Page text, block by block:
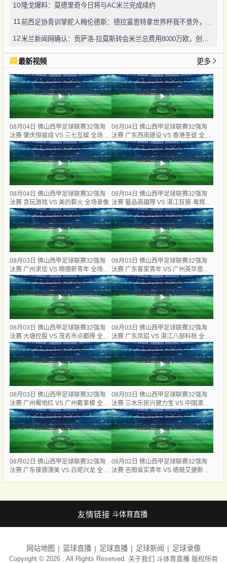
10 隆戈爆料：莫德里奇今日将与AC米兰完成续约
11
12
最新视频 更多
08月04日 佛山西甲足球联赛32强淘
汰赛 肇庆恒骏成 VS 三七互娱 全场录
像
08月04日 佛山西甲足球联赛32强淘
汰赛 广东西南建设 VS 香港圣徒 全场
录像
08月04日 佛山西甲足球联赛32强淘
汰赛 贪玩游戏 VS 美的薪火 全场录像
08月04日 佛山西甲足球联赛32强淘
汰赛 藝品高國際 VS 湛江狂狼·粵辉能
源 全场录像
08月03日 佛山西甲足球联赛32强淘
汰赛 广州求信 VS 顺德新青年 全场录
像
08月03日 佛山西甲足球联赛32强淘
汰赛 广东客家青年 VS 广州英华思力
U17 全场录像
08月03日 佛山西甲足球联赛32强淘
汰赛 大塘控股 VS 茂名市点都得 全场
录像
08月03日 佛山西甲足球联赛32强淘
汰赛 广东凤铝 VS 湛江八部科技 全场
录像
08月03日 佛山西甲足球联赛32强淘
汰赛 广州蜀地红 VS 广州戴拿模 全场
录像
08月03日 佛山西甲足球联赛32强淘
汰赛 三水乐民兴健力宝 VS 中国澳门
澳科精英 全场录像
08月02日 佛山西甲足球联赛32强淘
汰赛 广东葆德澳美 VS 白坭兴龙 全场
08月02日 佛山西甲足球联赛32强淘
汰赛 吉图省实青年 VS 德兢艾捷斯 全
友情链接 斗体育直播
网站地图 篮球直播 足球直播 足球新闻 足球录像
Copyright © 2026 . All Rights Reserved. 关于我们 斗体育直播 版权所有